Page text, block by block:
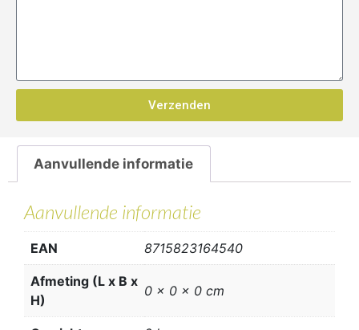
Verzenden
Aanvullende informatie
Aanvullende informatie
EAN 8715823164540
Afmeting (L x B x
H)
0 x 0 x 0 cm